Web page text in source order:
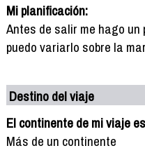
Mi planificación:
Antes de salir me hago
puedo variarlo sobre la
Destino del viaje
El continente de mi viaje
Más de un continente